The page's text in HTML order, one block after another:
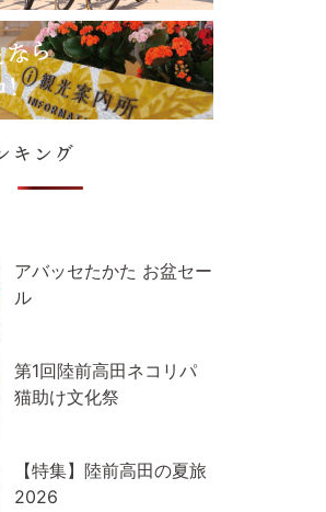
キング
アバッセたかた お盆セー
ル
第1回陸前高田ネコリパ
猫助け文化祭
【特集】陸前高田の夏旅
2026